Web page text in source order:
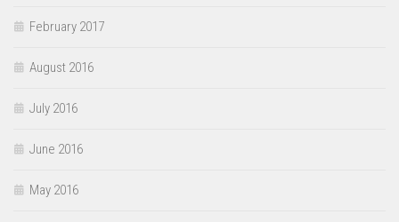
February 2017
August 2016
July 2016
June 2016
May 2016